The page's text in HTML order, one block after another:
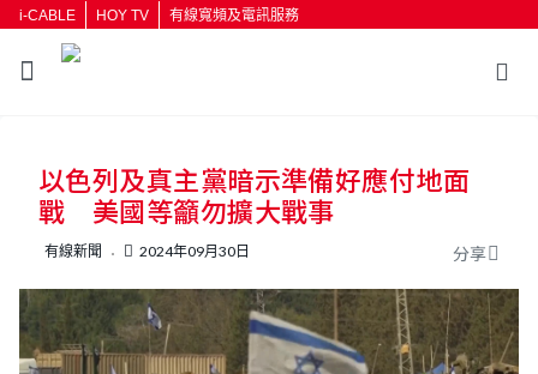
i-CABLE HOY TV 有線寬頻及電訊服務
以色列及真主黨暗示準備好應付地面
戰 美國等籲勿擴大戰事
有線新聞 2024年09月30日 分享